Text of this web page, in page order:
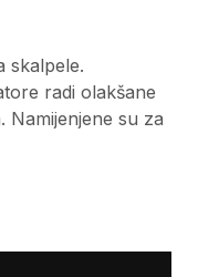
skalpele.
radi olakšane
Namijenjene su za